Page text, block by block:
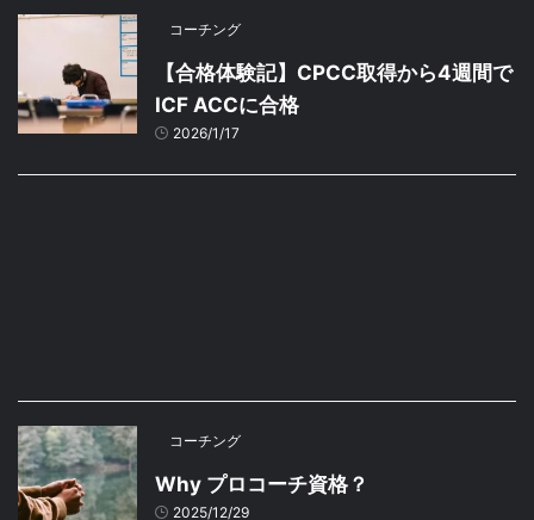
コーチング
【合格体験記】CPCC取得から4週間で
ICF ACCに合格
2026/1/17
コーチング
Why プロコーチ資格？
2025/12/29